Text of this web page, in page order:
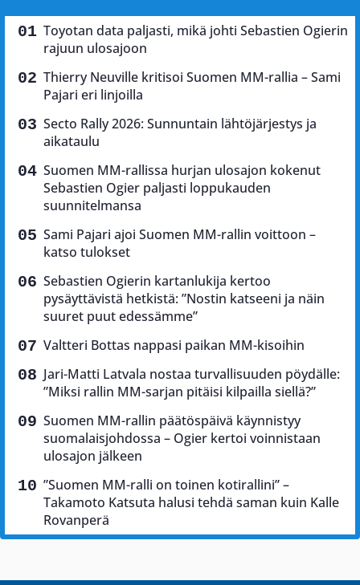
Toyotan data paljasti, mikä johti Sebastien Ogierin
rajuun ulosajoon
Thierry Neuville kritisoi Suomen MM-rallia – Sami
Pajari eri linjoilla
Secto Rally 2026: Sunnuntain lähtöjärjestys ja
aikataulu
Suomen MM-rallissa hurjan ulosajon kokenut
Sebastien Ogier paljasti loppukauden
suunnitelmansa
Sami Pajari ajoi Suomen MM-rallin voittoon –
katso tulokset
Sebastien Ogierin kartanlukija kertoo
pysäyttävistä hetkistä: ”Nostin katseeni ja näin
suuret puut edessämme”
Valtteri Bottas nappasi paikan MM-kisoihin
Jari-Matti Latvala nostaa turvallisuuden pöydälle:
”Miksi rallin MM-sarjan pitäisi kilpailla siellä?”
Suomen MM-rallin päätöspäivä käynnistyy
suomalaisjohdossa – Ogier kertoi voinnistaan
ulosajon jälkeen
”Suomen MM-ralli on toinen kotirallini” –
Takamoto Katsuta halusi tehdä saman kuin Kalle
Rovanperä